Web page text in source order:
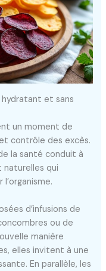
et sans
un moment de
contrôle des excès.
la santé conduit à
qui
d’infusions de
ou de
manière
elles invitent à une
En parallèle, les